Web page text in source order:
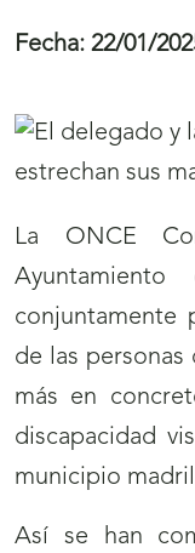
Fecha: 22/01/
La ONCE
Ayuntamiento
conjuntamente
de las personas
más en
discapacidad
municipio
Así se han